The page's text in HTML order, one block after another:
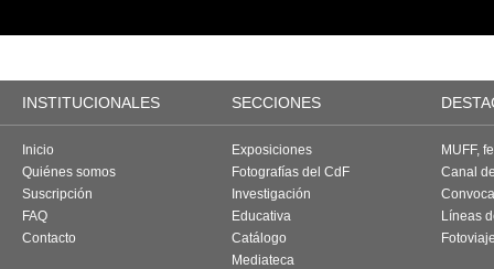
INSTITUCIONALES SECCIONES
Inicio
Quiénes somos
Suscripción
FAQ
Contacto
Exposiciones
Fotografías del CdF
Investigación
Educativa
Catálogo
Mediateca
MUFF,
Canal
Líneas